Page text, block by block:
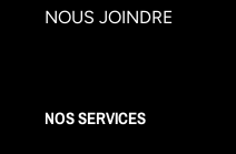
NOUS JOINDRE
NOS SERVICES